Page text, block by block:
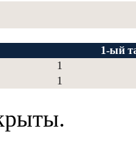
1-ый
1
1